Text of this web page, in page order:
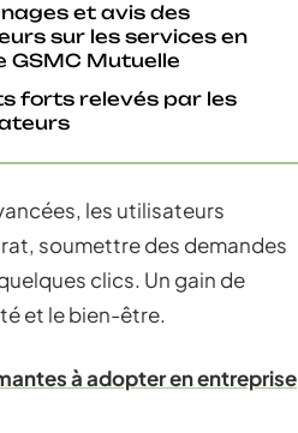
et avis des
sur les services en
GSMC Mutuelle
forts relevés par les
les utilisateurs
soumettre des demandes
clics. Un gain de
et le bien-être.
à adopter en entreprise